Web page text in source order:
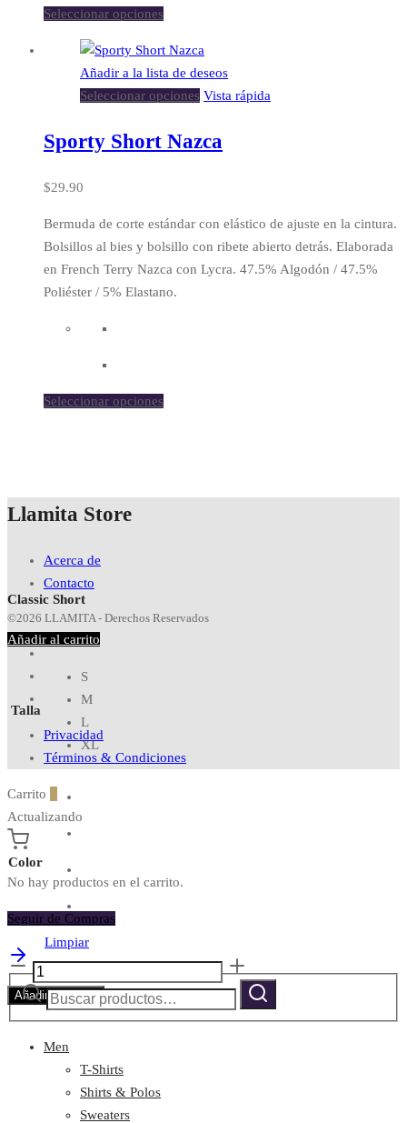
Seleccionar opciones
Añadir a la lista de deseos
Seleccionar opciones Vista rápida
Sporty Short Nazca
$29.90
Bermuda de corte estándar con elástico de ajuste en la cintura.
Bolsillos al bies y bolsillo con ribete abierto detrás. Elaborada
en French Terry Nazca con Lycra. 47.5% Algodón / 47.5%
Poliéster / 5% Elastano.
Seleccionar opciones
Classic Short
Añadir al carrito
Talla
S
M
L
XL
Color
Limpiar
Classic
Short
cantidad
Añadir al carrito
Llamita Store
Acerca de
Contacto
©2026 LLAMITA - Derechos Reservados
Privacidad
Términos & Condiciones
Carrito
Actualizando
No hay productos en el carrito.
Seguir de Compras
Buscar
por:
Buscar
Men
T-Shirts
Shirts & Polos
Sweaters